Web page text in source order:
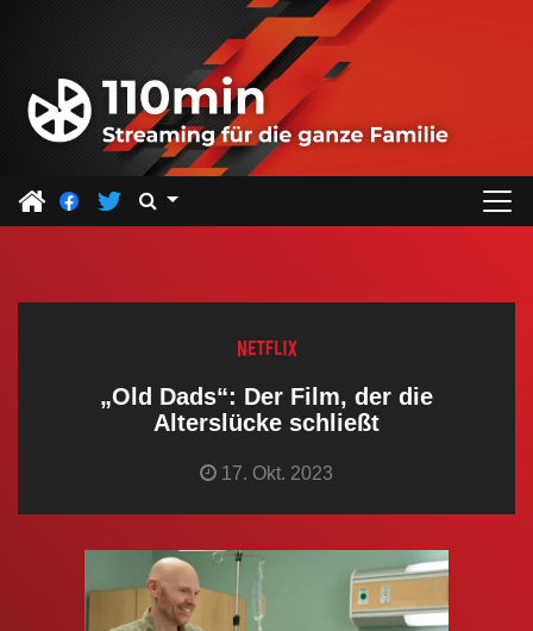
„Old Dads“: Der Film, der die
Alterslücke schließt
17. Okt. 2023